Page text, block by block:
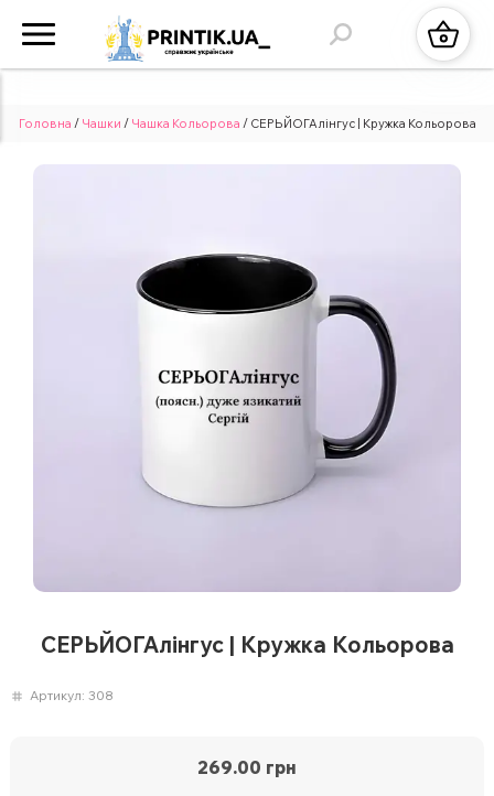
Головна / Чашки / Чашка Кольорова / СЕРЬЙОГАлінгус | Кружка Кольорова
СЕРЬЙОГАлінгус | Кружка Кольорова
Артикул: 308
269.00 грн